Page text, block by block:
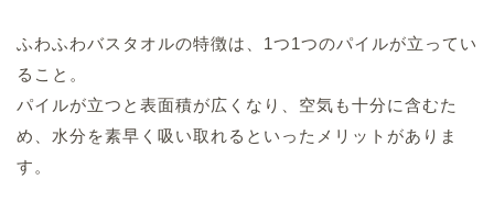
ふわふわバスタオルの特徴は、1つ1つのパイルが立ってい
ること。
パイルが立つと表面積が広くなり、空気も十分に含むた
め、水分を素早く吸い取れるといったメリットがありま
す。